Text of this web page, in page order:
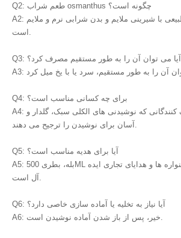
Q2: طعم شراب osmanthus چگونه است؟
A2: دارای رایحه گلی طبیعی با شیرینی ملایم و بدن شرابی نرم و ملایم
Q3: آیا می توان آن را به طور مستقیم مصرف کرد؟
Q4: برای چه کسانی مناسب است؟
A4: مناسب برای مصرف کنندگانی که نوشیدنی های الکلی سبک، گلدار و
Q5: آیا برای هدیه مناسب است؟
A5: بله، بطری 500ML برای هدیه دادن، جشنواره ها و هدایای تجاری ایده
Q6: آیا نیاز به تخلیه یا آماده سازی خاصی دارد؟